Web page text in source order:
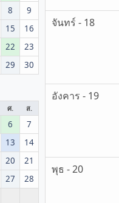
8
9
15
16
22
23
29 30
ศ. ส.
6
7
13
14
20
21
27
28
จันทร์ - 18
อังคาร - 19
พุธ - 20